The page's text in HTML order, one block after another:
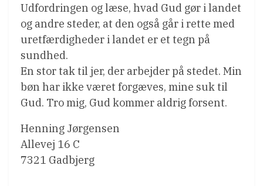
Udfordringen og læse, hvad Gud gør i landet
og andre steder, at den også går i rette med
uretfærdigheder i landet er et tegn på
sundhed.
En stor tak til jer, der arbejder på stedet. Min
bøn har ikke været forgæves, mine suk til
Gud. Tro mig, Gud kommer aldrig forsent.
Henning Jørgensen
Allevej 16 C
7321 Gadbjerg